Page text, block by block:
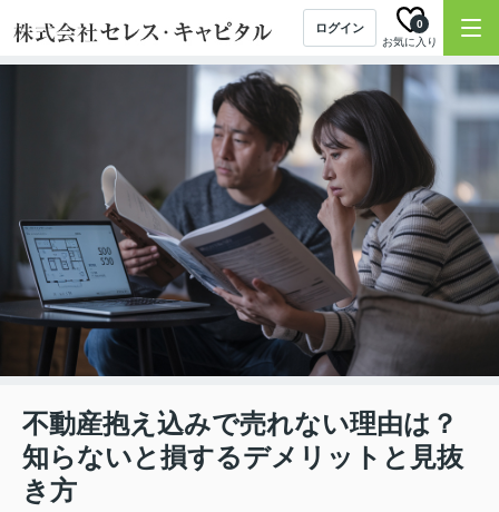
ログイン
お気に入り
0
不動産抱え込みで売れない理由は？
知らないと損するデメリットと見抜
き方